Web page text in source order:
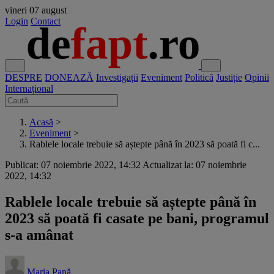
vineri 07 august
Login Contact
DESPRE DONEAZĂ Investigații Eveniment Politică Justiție Opinii
Internațional
Acasă >
Eveniment >
Rablele locale trebuie să aștepte până în 2023 să poată fi c...
Publicat: 07 noiembrie 2022, 14:32 Actualizat la: 07 noiembrie
2022, 14:32
Rablele locale trebuie să aștepte până în
2023 să poată fi casate pe bani, programul
s-a amânat
Maria Pană